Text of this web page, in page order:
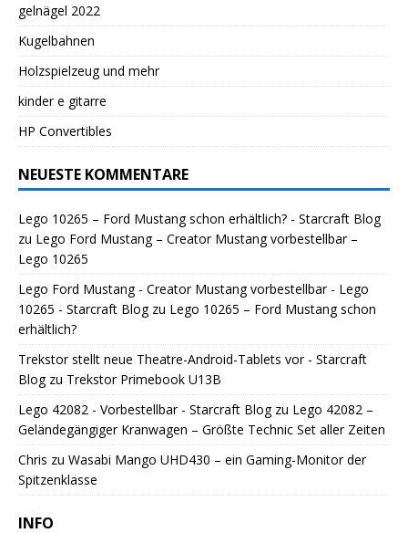
gelnägel 2022
Kugelbahnen
Holzspielzeug und mehr
kinder e gitarre
HP Convertibles
NEUESTE KOMMENTARE
Lego 10265 – Ford Mustang schon erhältlich? - Starcraft Blog
zu Lego Ford Mustang – Creator Mustang vorbestellbar –
Lego 10265
Lego Ford Mustang - Creator Mustang vorbestellbar - Lego
10265 - Starcraft Blogzu Lego 10265 – Ford Mustang schon
erhältlich?
Trekstor stellt neue Theatre-Android-Tablets vor - Starcraft
Blogzu Trekstor Primebook U13B
Lego 42082 - Vorbestellbar - Starcraft Blogzu Lego 42082 –
Geländegängiger Kranwagen – Größte Technic Set aller Zeiten
Chris zu Wasabi Mango UHD430 – ein Gaming-Monitor der
Spitzenklasse
INFO